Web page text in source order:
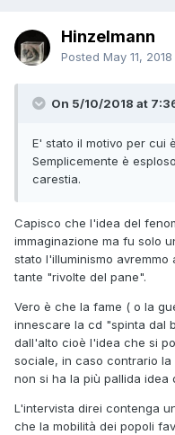
Hinzelmann
Posted May 11, 2018
On 5/10/2018 at
E' stato il motivo per cui
Semplicemente è
carestia.
Capisco che l'idea del
immaginazione ma fu solo
stato l'illuminismo
tante "rivolte del pane".
Vero è che la fame ( o la
innescare la cd "spinta dal
dall'alto cioè l'idea che si
sociale, in caso contrario
non si ha la più pallida idea
L'intervista direi contenga
che la mobilità dei popoli